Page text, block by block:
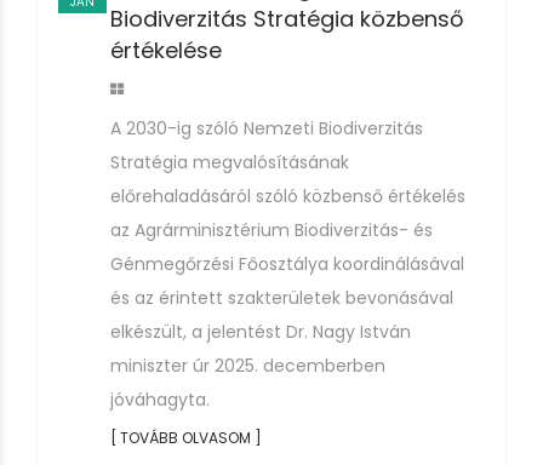
Biodiverzitás Stratégia közbenső
értékelése
A 2030-ig szóló Nemzeti Biodiverzitás
Stratégia megvalósításának
előrehaladásáról szóló közbenső értékelés
az Agrárminisztérium Biodiverzitás- és
Génmegőrzési Főosztálya koordinálásával
és az érintett szakterületek bevonásával
elkészült, a jelentést Dr. Nagy István
miniszter úr 2025. decemberben
jóváhagyta.
[ TOVÁBB OLVASOM ]